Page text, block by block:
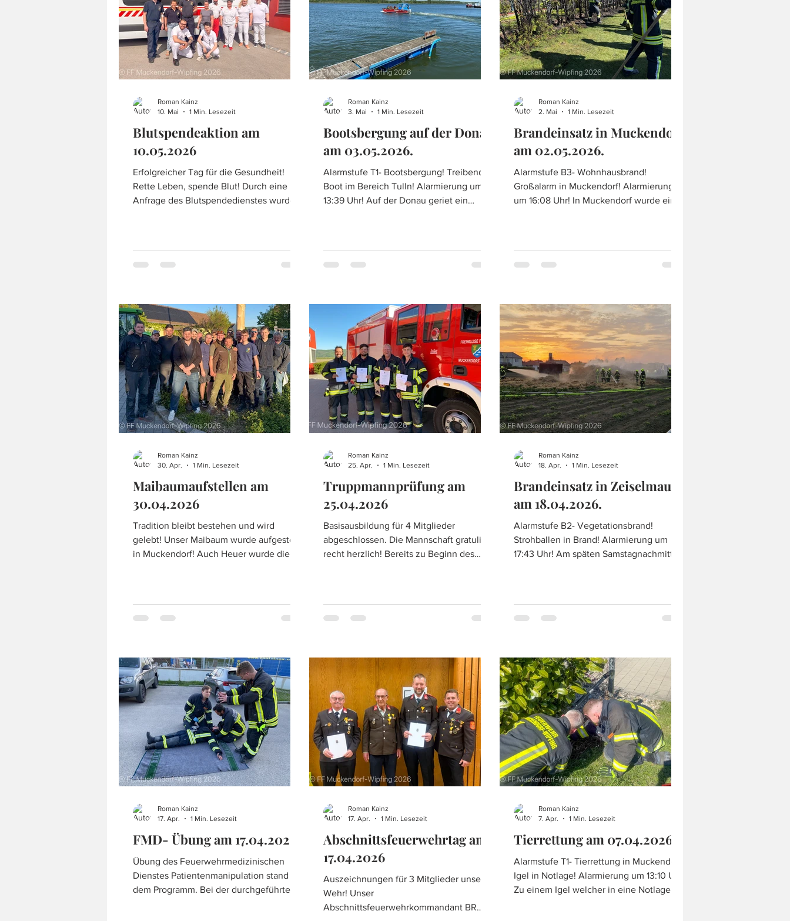
Neben den Such
Blutspendeaktion am
10.05.2026
Erfolgreicher Tag für die Gesundheit!
Rette Leben, spende Blut! Durch eine
Anfrage des Blutspendedienstes wurde
sowie die Feuerwehr, danken für den
Roman Kainz
10. Mai
1 Min. Lesezeit
Bootsbergung auf der Donau
am 03.05.2026.
Alarmstufe T1- Bootsbergung! Treibendes
Boot im Bereich Tulln! Alarmierung um
13:39 Uhr! Auf der Donau geriet ein
Wipfing, Tulln-Stadt, BTF NÖ Feuerwehr-
rückte unverzüglich aus und bewegte
sich stromaufwärts Richtung Tulln. Bevor
unsere Kräfte das Boot erreich
Roman Kainz
3. Mai
1 Min. Lesezeit
Brandeinsatz in Muckendorf
am 02.05.2026.
Alarmstufe B3- Wohnhausbrand!
Großalarm in Muckendorf! Alarmierung
um 16:08 Uhr! In Muckendorf wurde ein
Muckendorf angefordert. Das anfängliche
zum Glück vor Ort widerrufen werden da
es sich glücklicherweise "nur" um einen
Heckenbrand handelte. Die brennende
Hecke konnte r
Roman Kainz
2. Mai
1 Min. Lesezeit
Maibaumaufstellen am
30.04.2026
Tradition bleibt bestehen und wird
gelebt! Unser Maibaum wurde aufgestellt
in Muckendorf! Auch Heuer wurde die
Baum wurde natürlich in einem
Dort wurde er geschmückt und mit einem
Kranz versehen. Kurz vor 18:00 Uhr traf
der Baum am Gemeindeplatz ein
Roman Kainz
30. Apr.
1 Min. Lesezeit
Truppmannprüfung am
25.04.2026
Basisausbildung für 4 Mitglieder
abgeschlossen. Die Mannschaft gratuliert
recht herzlich! Bereits zu Beginn des
Unterabschnittsebene umgesetzt und
waren nötig um die theoretischen
Themen zu erlernen und anschließend in
die Praxis umzusetzen.
Roman Kainz
25. Apr.
1 Min. Lesezeit
Brandeinsatz in Zeiselmauer
am 18.04.2026.
Alarmstufe B2- Vegetationsbrand!
Strohballen in Brand! Alarmierung um
17:43 Uhr! Am späten Samstagnachmittag
Brand. Relativ rasch wurde das
Brandbekämpfung zum Einsatzort
beordert. Unsere Feuerwehr unterstützte
die Kräfte vor Ort mit unserem
Tanklöschfahrzeug und dem Klein
Roman Kainz
18. Apr.
1 Min. Lesezeit
FMD- Übung am 17.04.2026
Übung des Feuerwehrmedizinischen
Dienstes Patientenmanipulation stand auf
dem Programm. Bei der durchgeführten
Roman Kainz
17. Apr.
1 Min. Lesezeit
Abschnittsfeuerwehrtag am
17.04.2026
Auszeichnungen für 3 Mitglieder unserer
Wehr! Unser
Abschnittsfeuerwehrkommandant BR
Roman Kainz
17. Apr.
1 Min. Lesezeit
Tierrettung am 07.04.2026.
Alarmstufe T1- Tierrettung in Muckendorf.
Igel in Notlage! Alarmierung um 13:10 Uhr!
Zu einem Igel welcher in eine Notlage
Roman Kainz
7. Apr.
1 Min. Lesezeit